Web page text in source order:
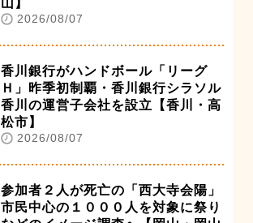
2026/08/07
香川銀行がハンドボール「リーグ
Ｈ」昨季初制覇・香川銀行シラソル
香川の運営子会社を設立【香川・高
松市】
2026/08/07
参加者２人が死亡の「西大寺会陽」
市民中心の１０００人を対象に祭り